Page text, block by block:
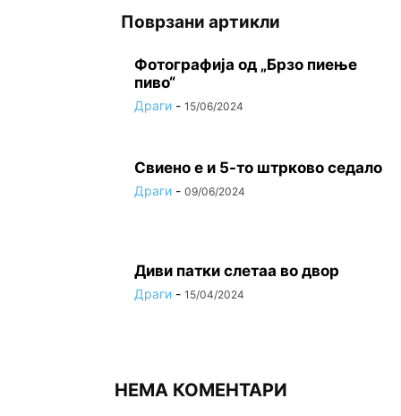
Поврзани артикли
Фотографија од „Брзо пиење
пиво“
Драги - 15/06/2024
Свиено е и 5-то штрково седало
Драги - 09/06/2024
Диви патки слетаа во двор
Драги - 15/04/2024
НЕМА КОМЕНТАРИ